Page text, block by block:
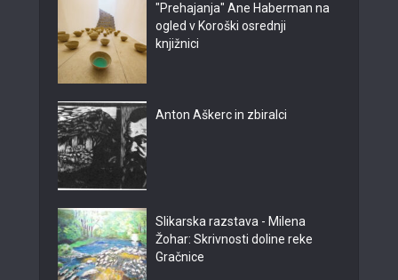
"Prehajanja" Ane Haberman na
ogled v Koroški osrednji
knjižnici
Anton Aškerc in zbiralci
Slikarska razstava - Milena
Žohar: Skrivnosti doline reke
Gračnice